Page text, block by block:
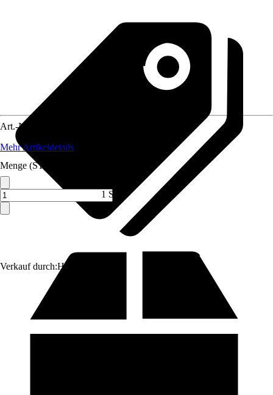
Verkauf durch:HORNBACH
Art.-Nr.
Mehr Artikeldetails
Menge (ST)
1 ST